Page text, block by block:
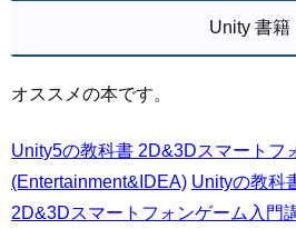
Unity 書籍
オススメの本です。
Unity5の教科書 2D&3Dスマートフ
(Entertainment&IDEA) Unityの教科
2D&3Dスマートフォンゲーム入門